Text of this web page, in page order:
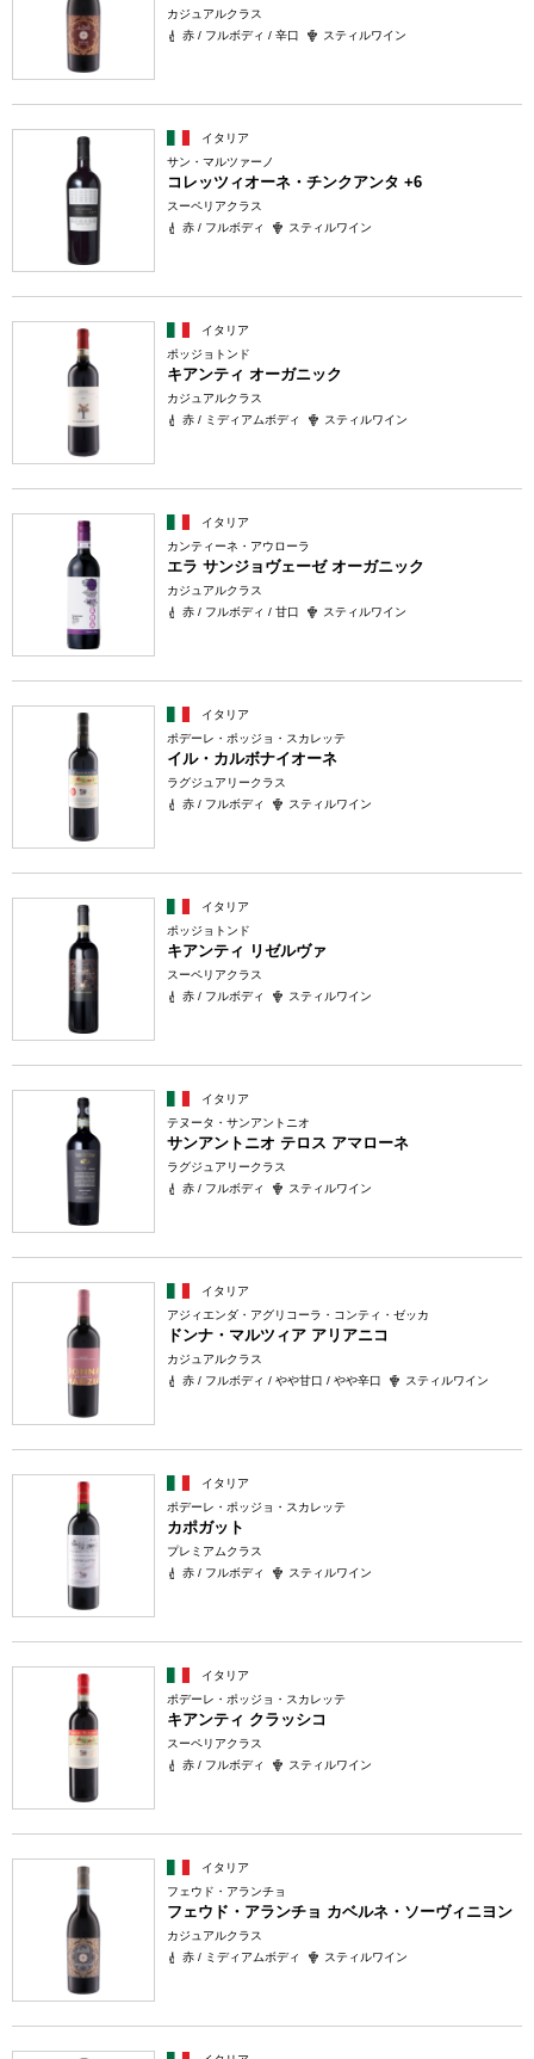
カジュアルクラス
赤 / フルボディ / 辛口
スティルワイン
イタリア
サン・マルツァーノ
コレッツィオーネ・チンクアンタ +6
スーペリアクラス
赤 / フルボディ
スティルワイン
イタリア
ポッジョトンド
キアンティ オーガニック
カジュアルクラス
赤 / ミディアムボディ
スティルワイン
イタリア
カンティーネ・アウローラ
エラ サンジョヴェーゼ オーガニック
カジュアルクラス
赤 / フルボディ / 甘口
スティルワイン
イタリア
ポデーレ・ポッジョ・スカレッテ
イル・カルボナイオーネ
ラグジュアリークラス
赤 / フルボディ
スティルワイン
イタリア
ポッジョトンド
キアンティ リゼルヴァ
スーペリアクラス
赤 / フルボディ
スティルワイン
イタリア
テヌータ・サンアントニオ
サンアントニオ テロス アマローネ
ラグジュアリークラス
赤 / フルボディ
スティルワイン
イタリア
アジィエンダ・アグリコーラ・コンティ・ゼッカ
ドンナ・マルツィア アリアニコ
カジュアルクラス
赤 / フルボディ / やや甘口 / やや辛口
スティルワイン
イタリア
ポデーレ・ポッジョ・スカレッテ
カポガット
プレミアムクラス
赤 / フルボディ
スティルワイン
イタリア
ポデーレ・ポッジョ・スカレッテ
キアンティ クラッシコ
スーペリアクラス
赤 / フルボディ
スティルワイン
イタリア
フェウド・アランチョ
フェウド・アランチョ カベルネ・ソーヴィニヨン
カジュアルクラス
赤 / ミディアムボディ
スティルワイン